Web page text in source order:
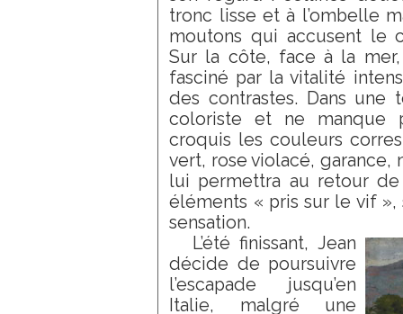
tronc lisse et à l’ombelle
moutons qui accusent le
Sur la côte, face à la
fasciné par la vitalité
des contrastes. Dans
coloriste et ne manque
croquis les couleurs
vert, rose violacé, garance,
lui permettra au retour
éléments « pris sur le vif
sensation.
L’été finissant, Jean
décide de poursuivre
l’escapade jusqu’en
Italie, malgré une